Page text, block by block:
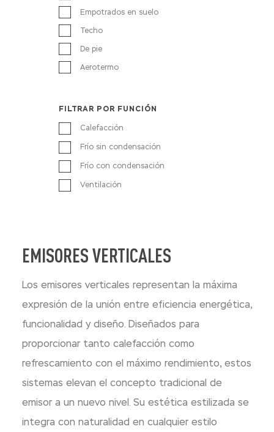
Empotrados en suelo
Techo
De pie
Aerotermo
FILTRAR POR FUNCIÓN
Calefacción
Frío sin condensación
Frío con condensación
Ventilación
EMISORES VERTICALES
Los emisores verticales representan la máxima
expresión de la unión entre eficiencia energética,
funcionalidad y diseño. Diseñados para
proporcionar tanto calefacción como
refrescamiento con el máximo rendimiento, estos
sistemas elevan el concepto tradicional de
emisor a un nuevo nivel. Su estética estilizada se
integra con naturalidad en cualquier estilo